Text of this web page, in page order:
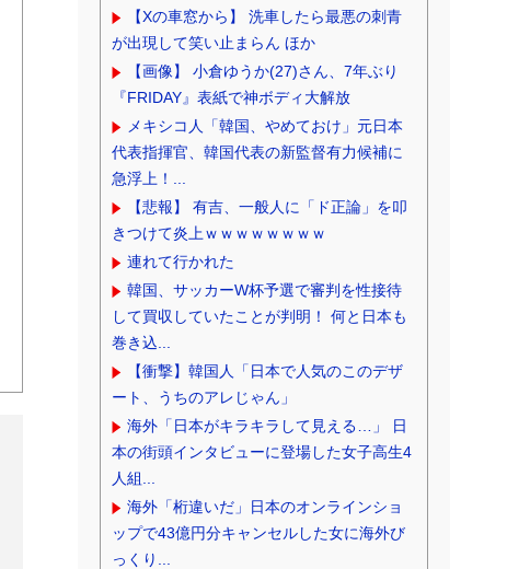
【Xの車窓から】 洗車したら最悪の刺青
が出現して笑い止まらん ほか
【画像】 小倉ゆうか(27)さん、7年ぶり
『FRIDAY』表紙で神ボディ大解放
メキシコ人「韓国、やめておけ」元日本
代表指揮官、韓国代表の新監督有力候補に
急浮上！...
【悲報】 有吉、一般人に「ド正論」を叩
きつけて炎上ｗｗｗｗｗｗｗｗ
連れて行かれた
韓国、サッカーW杯予選で審判を性接待
して買収していたことが判明！ 何と日本も
巻き込...
【衝撃】韓国人「日本で人気のこのデザ
ート、うちのアレじゃん」
海外「日本がキラキラして見える…」 日
本の街頭インタビューに登場した女子高生4
人組...
海外「桁違いだ」日本のオンラインショ
ップで43億円分キャンセルした女に海外び
っくり...